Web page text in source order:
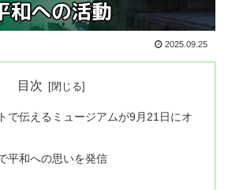
2025.09.25
目次
で伝えるミュージアムが9月21日にオ
平和への思いを発信